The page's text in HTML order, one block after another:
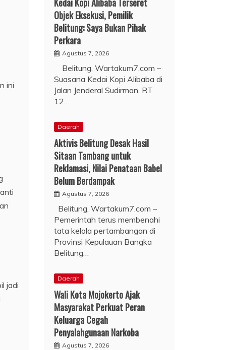
ini
jadi
Kedai Kopi Alibaba Terseret
Objek Eksekusi, Pemilik
Belitung: Saya Bukan Pihak
Perkara
Agustus 7, 2026
Belitung, Wartakum7.com –
Suasana Kedai Kopi Alibaba di
Jalan Jenderal Sudirman, RT
12…
Daerah
Aktivis Belitung Desak Hasil
Sitaan Tambang untuk
Reklamasi, Nilai Penataan Babel
Belum Berdampak
Agustus 7, 2026
Belitung, Wartakum7.com –
Pemerintah terus membenahi
tata kelola pertambangan di
Provinsi Kepulauan Bangka
Belitung…
Daerah
Wali Kota Mojokerto Ajak
Masyarakat Perkuat Peran
Keluarga Cegah
Penyalahgunaan Narkoba
Agustus 7, 2026